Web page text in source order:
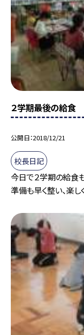
２学期最後の給食
公開日 2018/12/21
校長日記
今日で２学期の給食
準備も早く整い、楽し